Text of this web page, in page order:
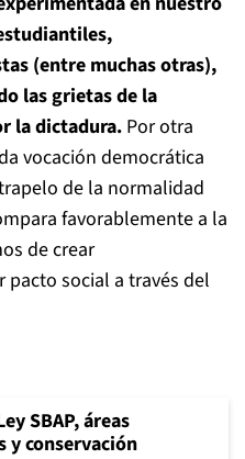
(entre muchas otras),
las grietas de la
la dictadura. Por otra
vocación democrática
de la normalidad
favorablemente a la
de crear
social a través del
SBAP, áreas
y conservación